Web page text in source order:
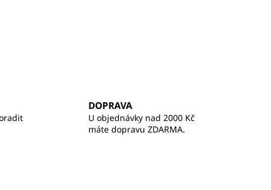
DOPRAVA
U objednávky nad 2000 Kč
máte dopravu ZDARMA.